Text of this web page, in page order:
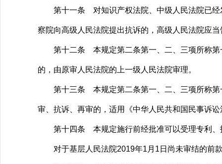
第十一条 对知识产权法院、中级人民法院已经
察院向高级人民法院提出抗诉的，高级人民法院应
第十二条 本规定第二条第一、二、三项所称第
的，由原审人民法院的上一级人民法院审理。
第十三条 本规定第二条第一、二、三项所称第
审、抗诉、再审的，适用《中华人民共和国民事诉
第十四条 本规定施行前经批准可以受理专利、
对于基层人民法院2019年1月1日尚未审结的前款